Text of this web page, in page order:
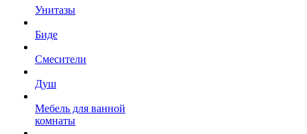
Унитазы
Биде
Смесители
Душ
Мебель для ванной
комнаты